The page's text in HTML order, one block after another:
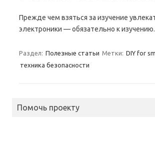
Прежде чем взяться за изучение
электроники — обязательно к изучению.
Раздел: Полезные статьи Метки: DIY for
техника безопасности
Помочь проекту